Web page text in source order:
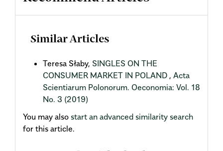
Similar Articles
Teresa Słaby, SINGLES ON THE
CONSUMER MARKET IN POLAND , Acta
Scientiarum Polonorum. Oeconomia: Vol. 18
No. 3 (2019)
You may also start an advanced similarity search
for this article.